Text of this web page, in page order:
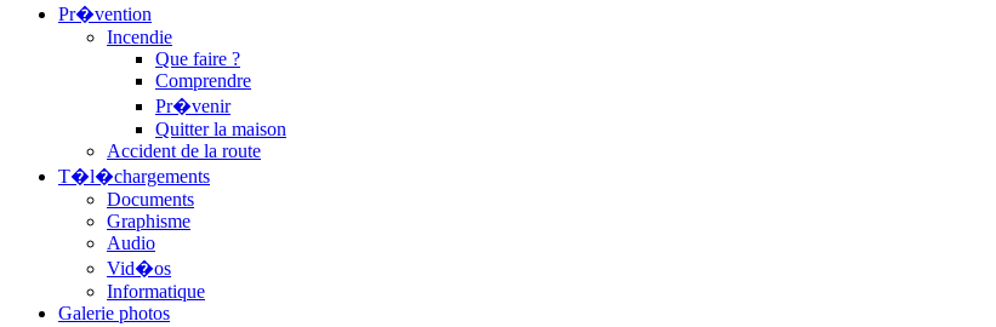
Pr�vention
Incendie
Que faire ?
Comprendre
Pr�venir
Quitter la maison
Accident de la route
T�l�chargements
Documents
Graphisme
Audio
Vid�os
Informatique
Galerie photos